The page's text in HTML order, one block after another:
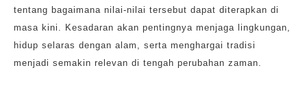
tentang bagaimana nilai-nilai tersebut dapat diterapkan di
masa kini. Kesadaran akan pentingnya menjaga lingkungan,
hidup selaras dengan alam, serta menghargai tradisi
menjadi semakin relevan di tengah perubahan zaman.